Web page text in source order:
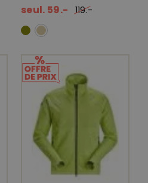
seul. 59.-
119.-